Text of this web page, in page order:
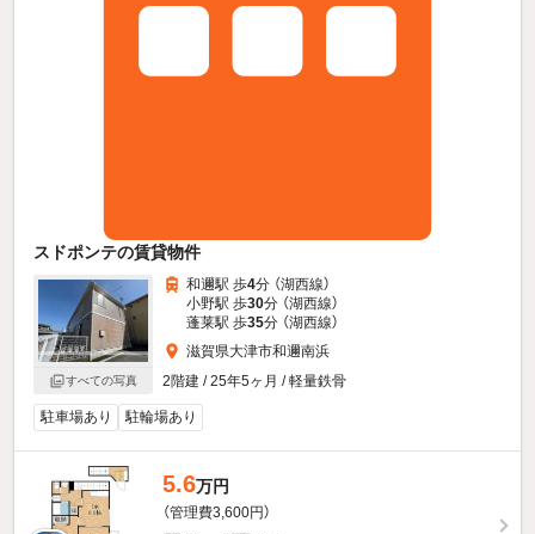
スドポンテの賃貸物件
すべての写真
和邇駅 歩4分 （湖西線）
小野駅 歩30分 （湖西線）
蓬莱駅 歩35分 （湖西線）
滋賀県大津市和邇南浜
2階建 / 25年5ヶ月 / 軽量鉄骨
駐車場あり 駐輪場あり
5.6万円
（管理費3,600円）